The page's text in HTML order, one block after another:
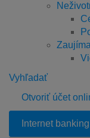
Vyhľadať
Otvoriť účet
Internet banking